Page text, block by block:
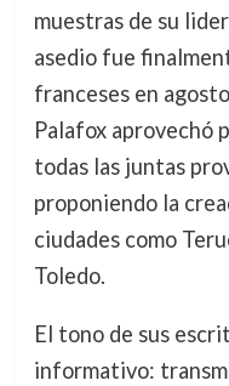
muestras de su
asedio fue
franceses en
Palafox aprovechó
todas las juntas
proponiendo la
ciudades como
Toledo.
El tono de sus
informativo: